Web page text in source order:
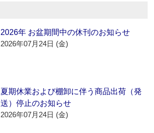
2026年 お盆期間中の休刊のお知らせ
2026年07月24日 (金)
夏期休業および棚卸に伴う商品出荷（発
送）停止のお知らせ
2026年07月24日 (金)